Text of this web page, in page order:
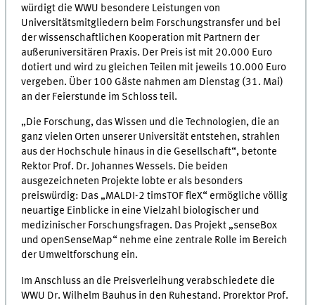
würdigt die WWU besondere Leistungen von
Universitätsmitgliedern beim Forschungstransfer und bei
der wissenschaftlichen Kooperation mit Partnern der
außeruniversitären Praxis. Der Preis ist mit 20.000 Euro
dotiert und wird zu gleichen Teilen mit jeweils 10.000 Euro
vergeben. Über 100 Gäste nahmen am Dienstag (31. Mai)
an der Feierstunde im Schloss teil.
„Die Forschung, das Wissen und die Technologien, die an
ganz vielen Orten unserer Universität entstehen, strahlen
aus der Hochschule hinaus in die Gesellschaft“, betonte
Rektor Prof. Dr. Johannes Wessels. Die beiden
ausgezeichneten Projekte lobte er als besonders
preiswürdig: Das „MALDI-2 timsTOF fleX“ ermögliche völlig
neuartige Einblicke in eine Vielzahl biologischer und
medizinischer Forschungsfragen. Das Projekt „senseBox
und openSenseMap“ nehme eine zentrale Rolle im Bereich
der Umweltforschung ein.
Im Anschluss an die Preisverleihung verabschiedete die
WWU Dr. Wilhelm Bauhus in den Ruhestand. Prorektor Prof.